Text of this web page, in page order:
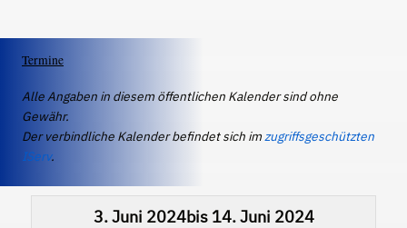
Termine
Alle Angaben in diesem öffentlichen Kalender sind ohne
Gewähr.
Der verbindliche Kalender befindet sich imzugriffsgeschützten
IServ.
3. Juni 2024bis 14. Juni 2024